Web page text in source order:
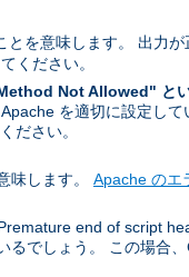
を意味します。 出力
ください。
Not Allowed" と
を適切に設定して
ださい。
味します。 Apache のエ
end of script
るでしょう。 この場合